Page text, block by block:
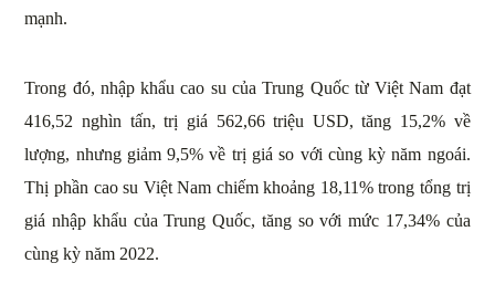
mạnh.
Trong đó, nhập khẩu cao su của Trung Quốc từ Việt Nam đạt
416,52 nghìn tấn, trị giá 562,66 triệu USD, tăng 15,2% về
lượng, nhưng giảm 9,5% về trị giá so với cùng kỳ năm ngoái.
Thị phần cao su Việt Nam chiếm khoảng 18,11% trong tổng trị
giá nhập khẩu của Trung Quốc, tăng so với mức 17,34% của
cùng kỳ năm 2022.